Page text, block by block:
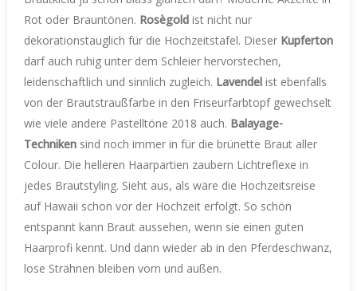
Rot oder Brauntönen. Rosègold ist nicht nur
dekorationstauglich für die Hochzeitstafel. Dieser Kupferton
darf auch ruhig unter dem Schleier hervorstechen,
leidenschaftlich und sinnlich zugleich. Lavendel ist ebenfalls
von der Brautstraußfarbe in den Friseurfarbtopf gewechselt
wie viele andere Pastelltöne 2018 auch. Balayage-
Techniken sind noch immer in für die brünette Braut aller
Colour. Die helleren Haarpartien zaubern Lichtreflexe in
jedes Brautstyling. Sieht aus, als wäre die Hochzeitsreise
auf Hawaii schon vor der Hochzeit erfolgt. So schön
entspannt kann Braut aussehen, wenn sie einen guten
Haarprofi kennt. Und dann wieder ab in den Pferdeschwanz,
lose Strähnen bleiben vorn und außen.